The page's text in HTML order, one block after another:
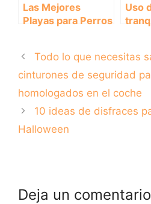
Las Mejores
Playas para Perros
con tu Mascota
Uso
y
Todo lo que necesitas
cinturones de seguridad
homologados en el coche
10 ideas de disfraces
Halloween
Deja un comentario